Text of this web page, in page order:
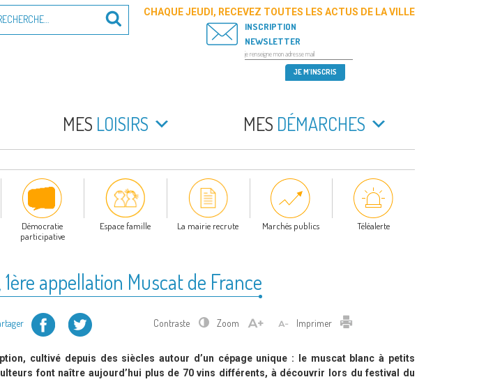
Recherche
CHAQUE JEUDI, RECEVEZ TOUTES LES ACTUS DE LA VILLE
INSCRIPTION
NEWSLETTER
MES LOISIRS MES DÉMARCHES
Démocratie
participative
Espace famille La mairie recrute Marchés publics Téléalerte
appellation Muscat de France
Facebook Twitter Contraste Zoom Imprimer Imprimer
cultivé depuis des siècles autour d’un cépage unique : le muscat blanc à petits
font naître aujourd’hui plus de 70 vins différents, à découvrir lors du festival du